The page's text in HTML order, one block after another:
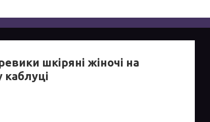
шкіряні жіночі на
каблуці